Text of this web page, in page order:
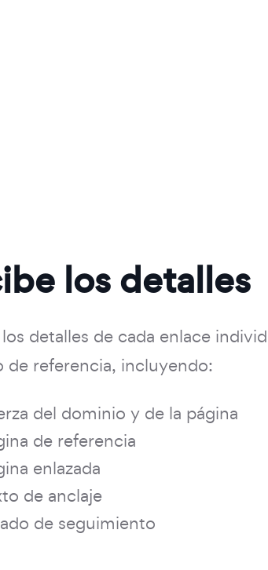
los detalles
detalles de cada enlace
de referencia, incluyendo:
del dominio y de la página
de referencia
enlazada
de anclaje
de seguimiento